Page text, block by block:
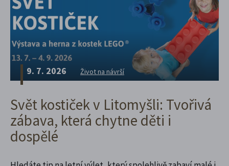
9. 7. 2026 Život na návrší
Svět kostiček v Litomyšli: Tvořivá
zábava, která chytne děti i
dospělé